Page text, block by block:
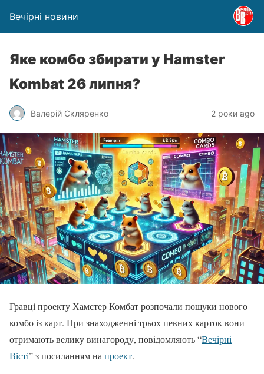
Вечірні новини
Яке комбо збирати у Hamster
Kombat 26 липня?
Валерій Скляренко 2 роки ago
Гравці проекту Хамстер Комбат розпочали пошуки нового
комбо із карт. При знаходженні трьох певних карток вони
отримають велику винагороду, повідомляють “Вечірні
Вісті” з посиланням на проект.